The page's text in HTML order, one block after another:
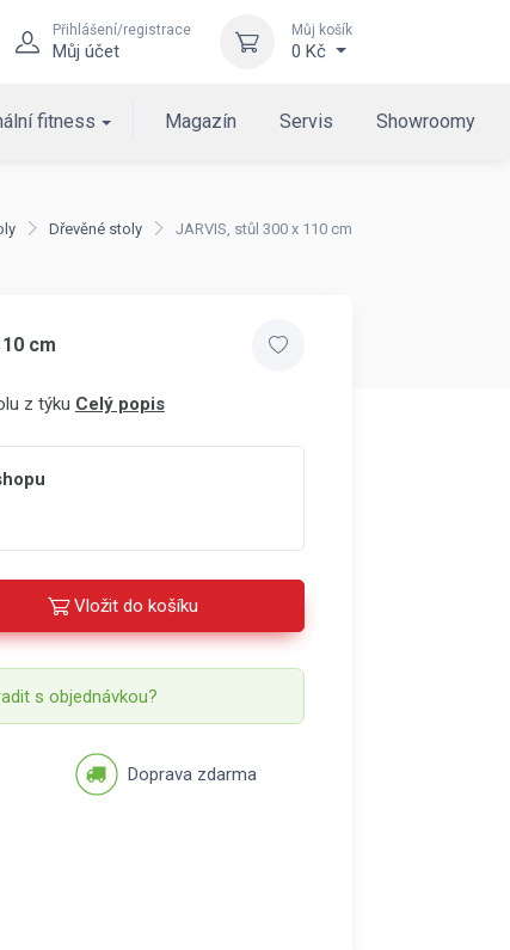
Přihlášení/registrace
Můj účet
Můj košík
0 Kč
fitness Magazín Servis Showroomy
Dřevěné stoly JARVIS, stůl 300 x 110 cm
cm
z týku Celý popis
Vložit do košíku
s objednávkou?
Doprava zdarma